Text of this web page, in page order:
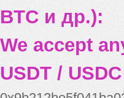
BTC и др.):
We accept
USDT /